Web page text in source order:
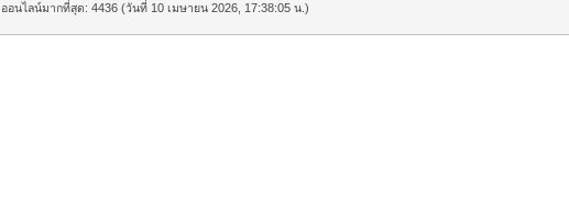
. ออนไลน์มากที่สุด: 4436 (วันที่ 10 เมษายน 2026, 17:38:05 น.)